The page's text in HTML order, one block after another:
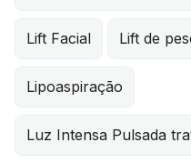
Lift Facial Lift de
Lipoaspiração
Luz Intensa Pulsada